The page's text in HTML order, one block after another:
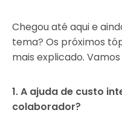
Chegou até aqui e
tema? Os próximos
mais explicado. Vamos
1. A ajuda de custo
colaborador?